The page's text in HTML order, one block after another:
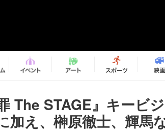
The STAGE』キービ
え、榊原徹士、輝馬